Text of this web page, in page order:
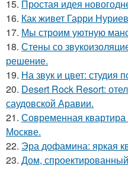
15. Простая идея
16. Как живет Гарри
17. Мы строим уютную
18. Стены со
решение.
19. На звук и цвет: студия
20. Desert Rock Resort:
саудовской Аравии.
21. Современная
Москве.
22. Эра дофамина: яркая
23. Дом,